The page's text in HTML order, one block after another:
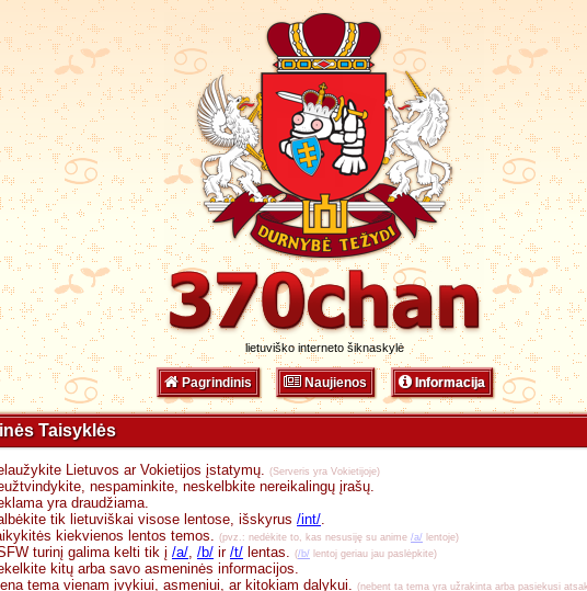
lietuviško interneto šiknaskylė
Pagrindinis Naujienos Informacija
Taisyklės
Lietuvos ar Vokietijos įstatymų. (Serveris yra Vokietijoje)
nespaminkite, neskelbkite nereikalingų įrašų.
yra draudžiama.
tik lietuviškai visose lentose, išskyrus /int/.
kiekvienos lentos temos. (pvz.: nedėkite to, kas nesusiję su anime /a/ lentoje)
turinį galima kelti tik į /a/, /b/ ir /t/ lentas. (/b/ lentoj geriau jau paslėpkite)
kitų arba savo asmeninės informacijos.
tema vienam įvykiui, asmeniui, ar kitokiam dalykui. (nebent ta tema yra užrakinta arba pasiekusi